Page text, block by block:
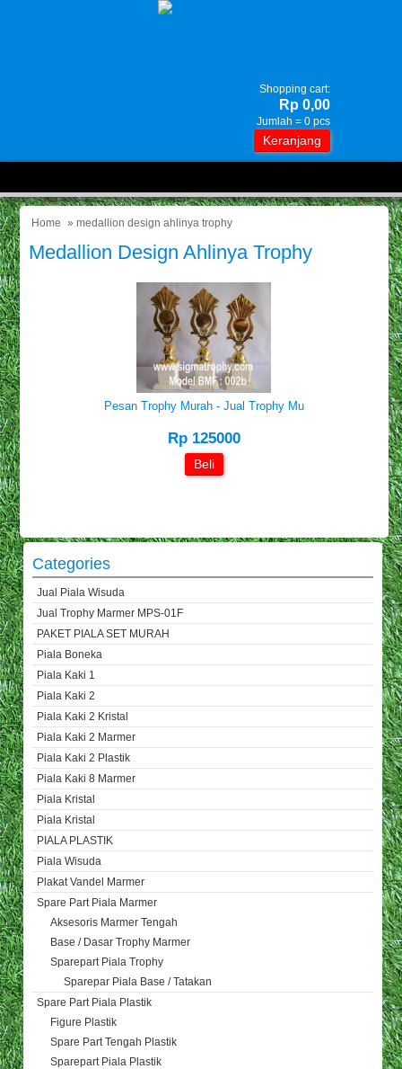
Shopping cart:
Rp 0,00
Jumlah = 0 pcs
Keranjang
Home » medallion design ahlinya trophy
Medallion Design Ahlinya Trophy
Pesan Trophy Murah - Jual Trophy Mu
Rp 125000
Beli
Categories
Jual Piala Wisuda
Jual Trophy Marmer MPS-01F
PAKET PIALA SET MURAH
Piala Boneka
Piala Kaki 1
Piala Kaki 2
Piala Kaki 2 Kristal
Piala Kaki 2 Marmer
Piala Kaki 2 Plastik
Piala Kaki 8 Marmer
Piala Kristal
Piala Kristal
PIALA PLASTIK
Piala Wisuda
Plakat Vandel Marmer
Spare Part Piala Marmer
Aksesoris Marmer Tengah
Base / Dasar Trophy Marmer
Sparepart Piala Trophy
Sparepar Piala Base / Tatakan
Spare Part Piala Plastik
Figure Plastik
Spare Part Tengah Plastik
Sparepart Piala Plastik